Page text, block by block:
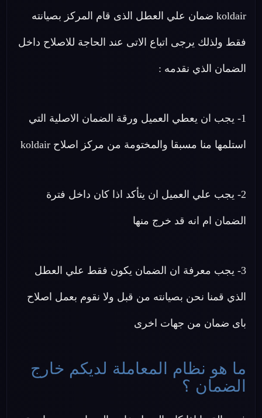
koldair ضمان علي العطل الذى قام المركز بصيانته
فقط ولذلك يرجى اتباع الاتى عند الحاجة للاصلاح داخل
الضمان الذي نقدمه :
1- يجب ان يعطي العميل ورقة الضمان الاصلية التي
استلمها منا مسبقا والمختومة من مركز اصلاح koldair
2- يجب علي العميل ان يتأكد اذا كان داخل فترة
الضمان ام انه قد خرج منها
3- يجب معرفة ان الضمان يكون فقط علي العطل
الذي قمنا نحن بصيانته من قبل ولا نقوم بعمل اصلاح
باى ضمان من جهات اخرى
ما هو نظام المعاملة لديكم خارج
الضمان ؟